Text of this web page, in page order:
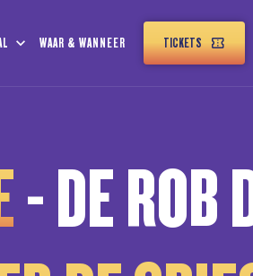
WAAR & WANNEER TICKETS
- DE ROB